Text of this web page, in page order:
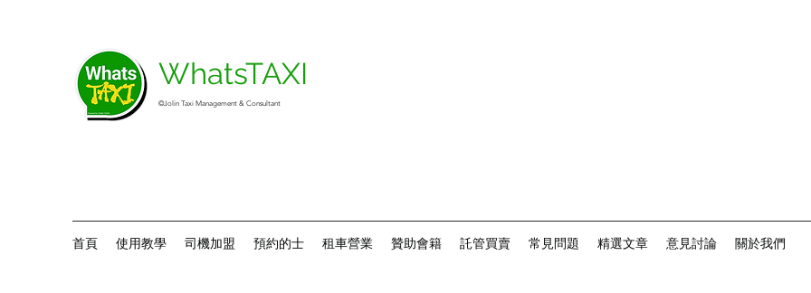
WhatsTAXI
©Jolin Taxi Management & Consultant
首頁 使用教學 司機加盟 預約的士 租車營業 贊助會籍 託管買賣 常見問題 精選文章 意見討論 關於我們